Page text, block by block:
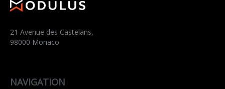
21 Avenue des Castelans,
98000 Monaco
NAVIGATION